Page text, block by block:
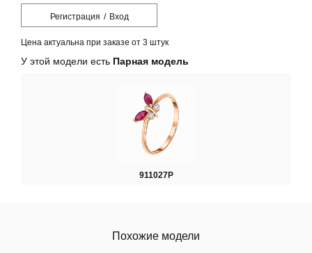
Регистрация / Вход
Цена актуальна при заказе от 3 штук
У этой модели есть Парная модель
911027Р
Похожие модели